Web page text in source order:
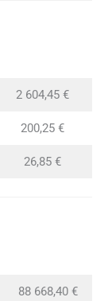
2 604,45 €
200,25 €
26,85 €
88 668,40 €